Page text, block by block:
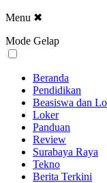
Menu ✖
Mode Gelap
Beranda
Pendidikan
Beasiswa dan
Loker
Panduan
Review
Surabaya Raya
Tekno
Berita Terkini